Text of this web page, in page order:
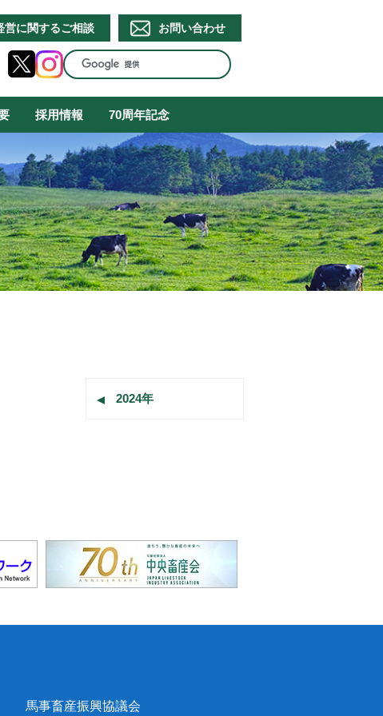
営に関するご相談 お問い合わせ
採用情報 70周年記念
2024年
馬事畜産振興協議会